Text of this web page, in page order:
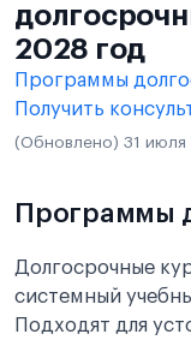
2028 год
Программы
Получить
(Обновлено) 31 июля
Программы
Долгосрочные
системный
Подходят для